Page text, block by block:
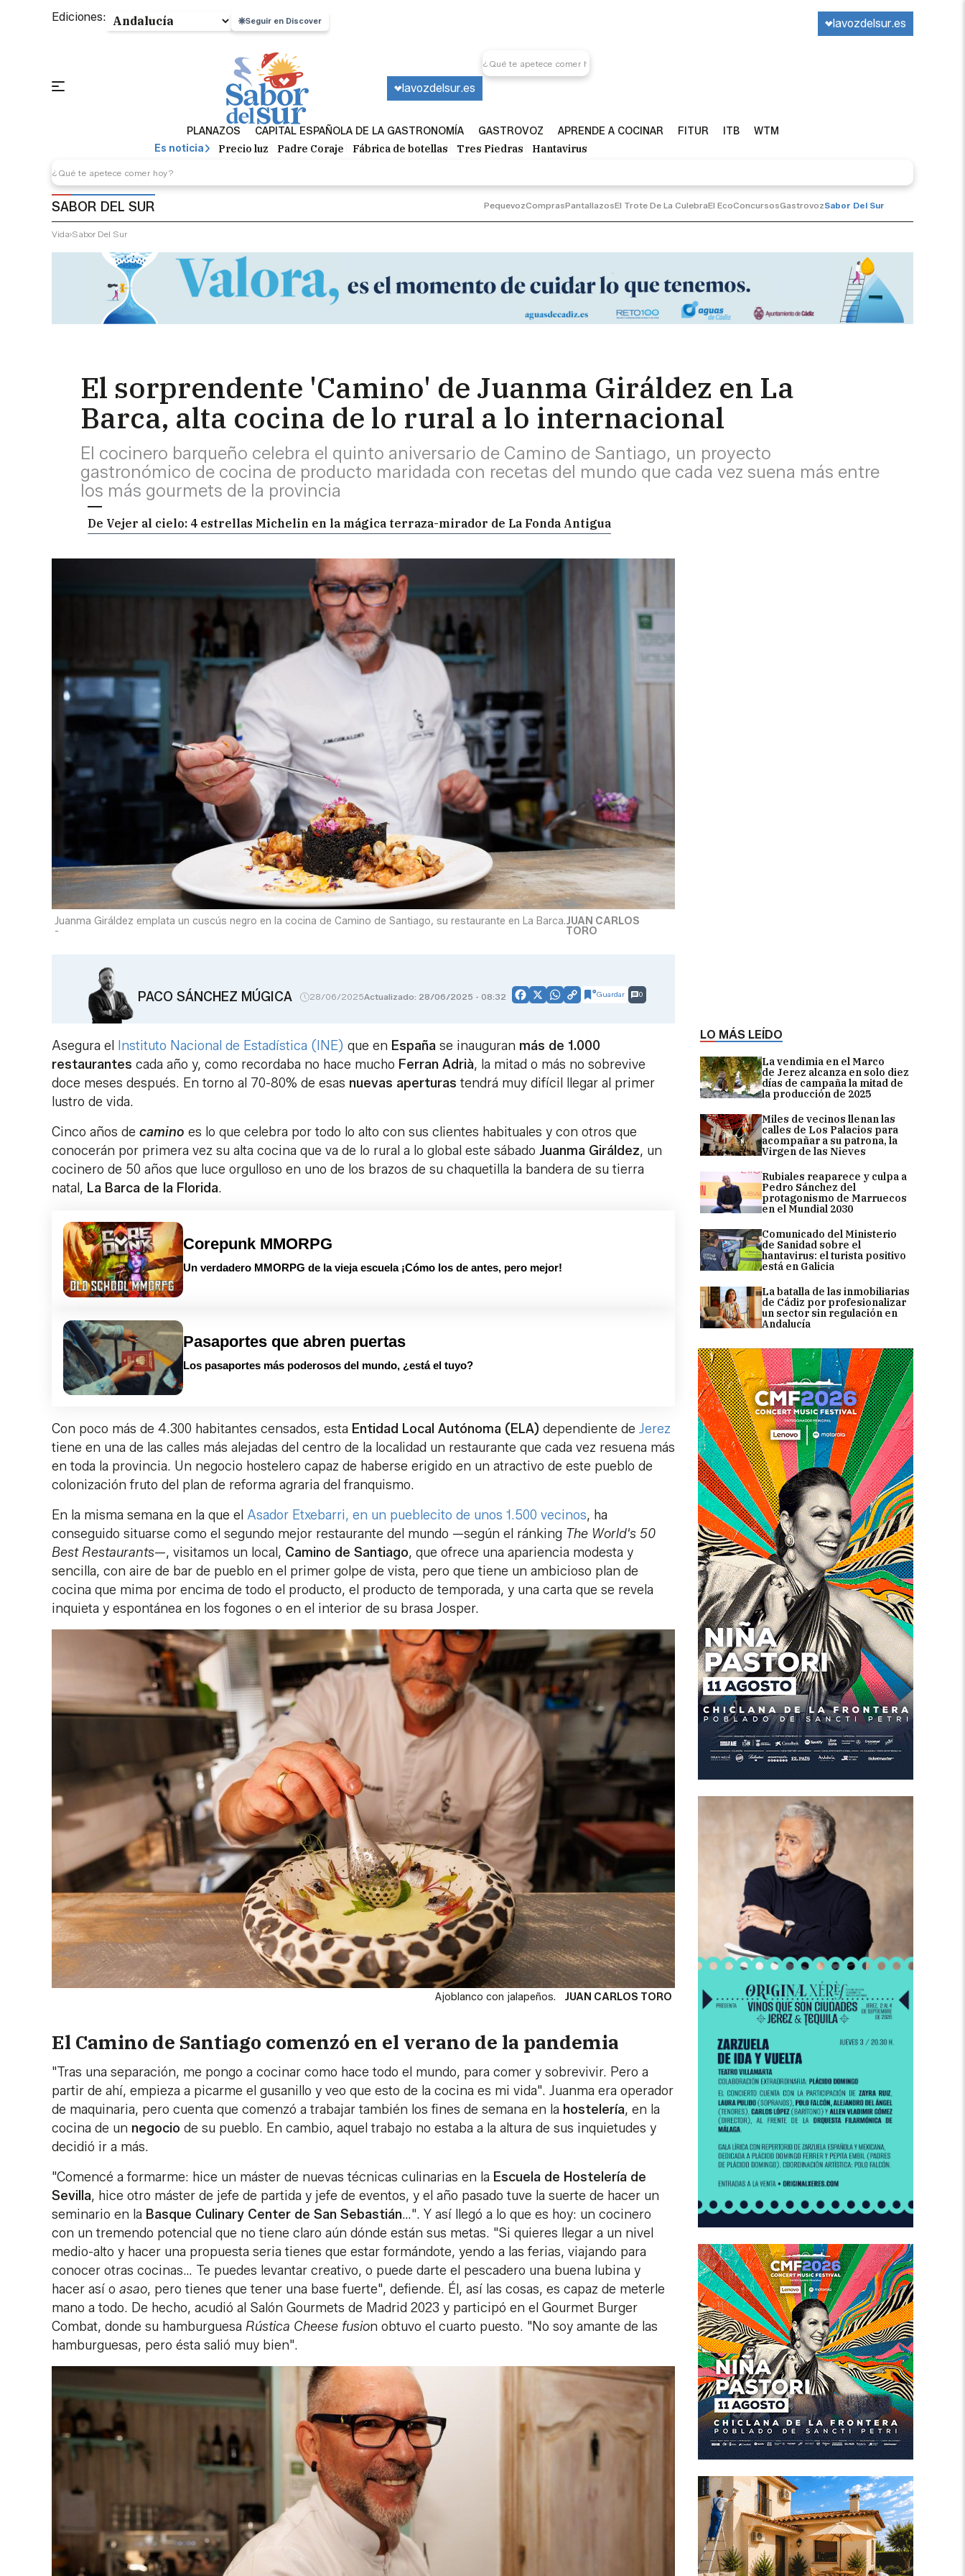
Ediciones: Seguir en Discover lavozdelsur.es
lavozdelsur.es
PLANAZOS CAPITAL ESPAÑOLA DE LA GASTRONOMÍA GASTROVOZ APRENDE A COCINAR FITUR ITB
WTM
Es noticia
Precio luz Padre Coraje Fábrica de botellas Tres Piedras Hantavirus
SABOR DEL SUR PequevozComprasPantallazosEl Trote De La CulebraEl EcoConcursosGastrovozSabor Del Sur
Vida Sabor Del Sur
El sorprendente 'Camino' de Juanma Giráldez en La
Barca, alta cocina de lo rural a lo internacional
El cocinero barqueño celebra el quinto aniversario de Camino de Santiago, un proyecto
gastronómico de cocina de producto maridada con recetas del mundo que cada vez suena más entre
los más gourmets de la provincia
De Vejer al cielo: 4 estrellas Michelin en la mágica terraza-mirador de La Fonda Antigua
LO MÁS LEÍDO
La vendimia en el Marco
de Jerez alcanza en solo diez
días de campaña la mitad de
la producción de 2025
Miles de vecinos llenan las
calles de Los Palacios para
acompañar a su patrona, la
Virgen de las Nieves
Rubiales reaparece y culpa a
Pedro Sánchez del
protagonismo de Marruecos
en el Mundial 2030
Comunicado del Ministerio
de Sanidad sobre el
hantavirus: el turista positivo
está en Galicia
La batalla de las inmobiliarias
de Cádiz por profesionalizar
un sector sin regulación en
Andalucía
Juanma Giráldez emplata un cuscús negro en la cocina de Camino de Santiago, su restaurante en La Barca.
-
JUAN CARLOS
TORO
PACO SÁNCHEZ MÚGICA 28/06/2025Actualizado: 28/06/2025 - 08:32 Facebook
X WhatsApp
CopyGuardar 0
Asegura el Instituto Nacional de Estadística (INE) que en España se inauguran más de 1.000
restaurantes cada año y, como recordaba no hace mucho Ferran Adrià, la mitad o más no sobrevive
doce meses después. En torno al 70-80% de esas nuevas aperturas tendrá muy difícil llegar al primer
lustro de vida.
Cinco años de camino es lo que celebra por todo lo alto con sus clientes habituales y con otros que
conocerán por primera vez su alta cocina que va de lo rural a lo global este sábado Juanma Giráldez, un
cocinero de 50 años que luce orgulloso en uno de los brazos de su chaquetilla la bandera de su tierra
natal, La Barca de la Florida.
Corepunk MMORPG
Un verdadero MMORPG de la vieja escuela ¡Cómo los de antes, pero mejor!
Pasaportes que abren puertas
Los pasaportes más poderosos del mundo, ¿está el tuyo?
Con poco más de 4.300 habitantes censados, esta Entidad Local Autónoma (ELA) dependiente de Jerez
tiene en una de las calles más alejadas del centro de la localidad un restaurante que cada vez resuena más
en toda la provincia. Un negocio hostelero capaz de haberse erigido en un atractivo de este pueblo de
colonización fruto del plan de reforma agraria del franquismo.
En la misma semana en la que el Asador Etxebarri, en un pueblecito de unos 1.500 vecinos, ha
conseguido situarse como el segundo mejor restaurante del mundo —según el ránking The World's 50
Best Restaurants—, visitamos un local, Camino de Santiago, que ofrece una apariencia modesta y
sencilla, con aire de bar de pueblo en el primer golpe de vista, pero que tiene un ambicioso plan de
cocina que mima por encima de todo el producto, el producto de temporada, y una carta que se revela
inquieta y espontánea en los fogones o en el interior de su brasa Josper.
Ajoblanco con jalapeños. JUAN CARLOS TORO
El Camino de Santiago comenzó en el verano de la pandemia
"Tras una separación, me pongo a cocinar como hace todo el mundo, para comer y sobrevivir. Pero a
partir de ahí, empieza a picarme el gusanillo y veo que esto de la cocina es mi vida". Juanma era operador
de maquinaria, pero cuenta que comenzó a trabajar también los fines de semana en la hostelería, en la
cocina de un negocio de su pueblo. En cambio, aquel trabajo no estaba a la altura de sus inquietudes y
decidió ir a más.
"Comencé a formarme: hice un máster de nuevas técnicas culinarias en la Escuela de Hostelería de
Sevilla, hice otro máster de jefe de partida y jefe de eventos, y el año pasado tuve la suerte de hacer un
seminario en la Basque Culinary Center de San Sebastián…". Y así llegó a lo que es hoy: un cocinero
con un tremendo potencial que no tiene claro aún dónde están sus metas. "Si quieres llegar a un nivel
medio-alto y hacer una propuesta seria tienes que estar formándote, yendo a las ferias, viajando para
conocer otras cocinas… Te puedes levantar creativo, o puede darte el pescadero una buena lubina y
hacer así o asao, pero tienes que tener una base fuerte", defiende. Él, así las cosas, es capaz de meterle
mano a todo. De hecho, acudió al Salón Gourmets de Madrid 2023 y participó en el Gourmet Burger
Combat, donde su hamburguesa Rústica Cheese fusion obtuvo el cuarto puesto. "No soy amante de las
hamburguesas, pero ésta salió muy bien".